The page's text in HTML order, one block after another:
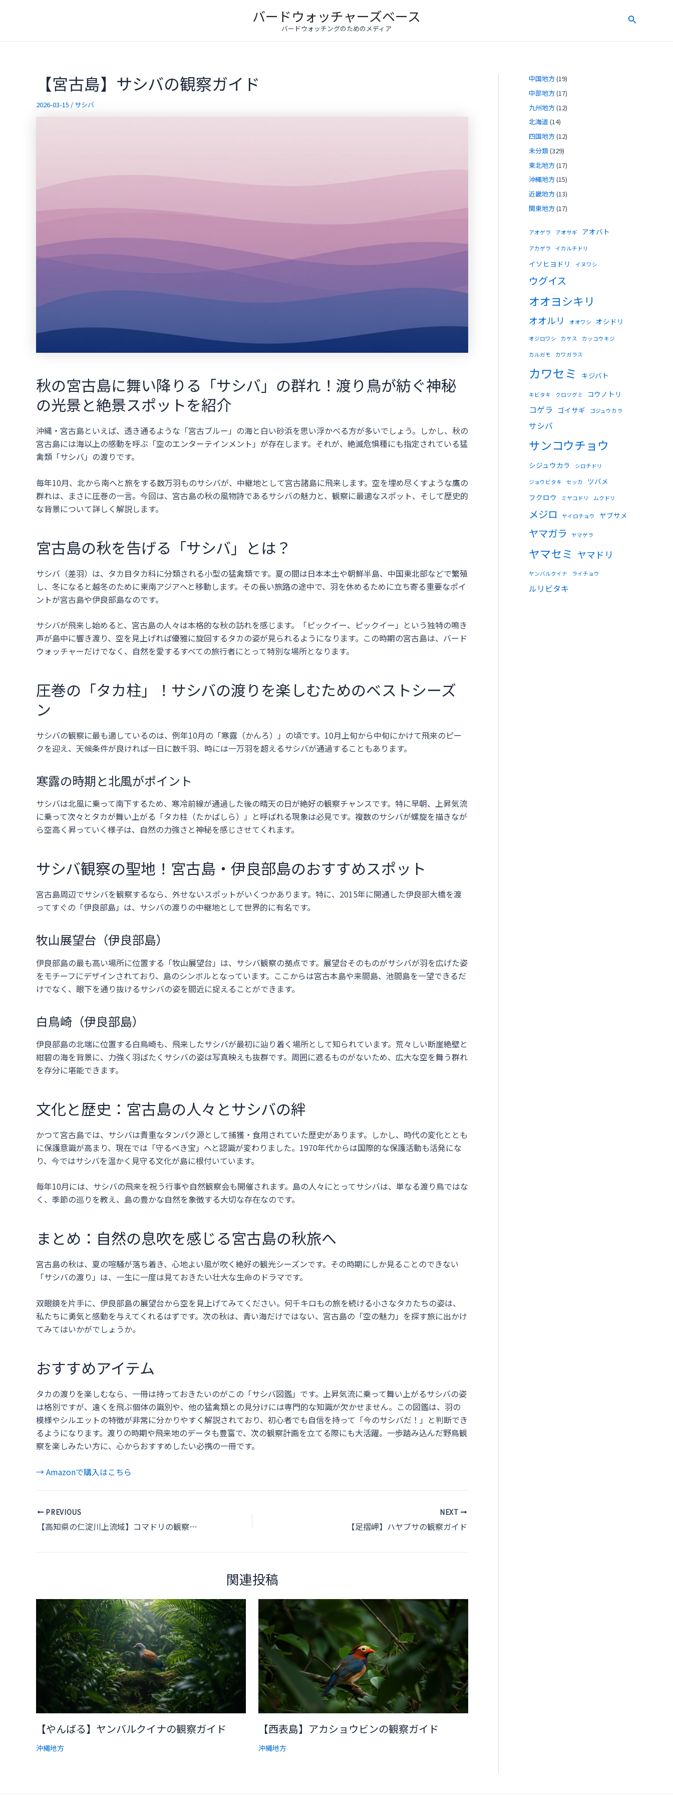
バードウォッチャーズベース
バードウォッチングのためのメディア
検
【宮古島】サシバの観察ガイド
2026-03-15 / サシバ
秋の宮古島に舞い降りる「サシバ」の群れ！渡り鳥が紡ぐ神秘
の光景と絶景スポットを紹介
沖縄・宮古島といえば、透き通るような「宮古ブルー」の海と白い砂浜を思い浮かべる方が多いでしょう。しかし、秋の
宮古島には海以上の感動を呼ぶ「空のエンターテインメント」が存在します。それが、絶滅危惧種にも指定されている猛
禽類「サシバ」の渡りです。
毎年10月、北から南へと旅をする数万羽ものサシバが、中継地として宮古諸島に飛来します。空を埋め尽くすような鷹の
群れは、まさに圧巻の一言。今回は、宮古島の秋の風物詩であるサシバの魅力と、観察に最適なスポット、そして歴史的
な背景について詳しく解説します。
宮古島の秋を告げる「サシバ」とは？
サシバ（差羽）は、タカ目タカ科に分類される小型の猛禽類です。夏の間は日本本土や朝鮮半島、中国東北部などで繁殖
し、冬になると越冬のために東南アジアへと移動します。その長い旅路の途中で、羽を休めるために立ち寄る重要なポイ
ントが宮古島や伊良部島なのです。
サシバが飛来し始めると、宮古島の人々は本格的な秋の訪れを感じます。「ピックイー、ピックイー」という独特の鳴き
声が島中に響き渡り、空を見上げれば優雅に旋回するタカの姿が見られるようになります。この時期の宮古島は、バード
ウォッチャーだけでなく、自然を愛するすべての旅行者にとって特別な場所となります。
圧巻の「タカ柱」！サシバの渡りを楽しむためのベストシーズ
ン
サシバの観察に最も適しているのは、例年10月の「寒露（かんろ）」の頃です。10月上旬から中旬にかけて飛来のピー
クを迎え、天候条件が良ければ一日に数千羽、時には一万羽を超えるサシバが通過することもあります。
寒露の時期と北風がポイント
サシバは北風に乗って南下するため、寒冷前線が通過した後の晴天の日が絶好の観察チャンスです。特に早朝、上昇気流
に乗って次々とタカが舞い上がる「タカ柱（たかばしら）」と呼ばれる現象は必見です。複数のサシバが螺旋を描きなが
ら空高く昇っていく様子は、自然の力強さと神秘を感じさせてくれます。
サシバ観察の聖地！宮古島・伊良部島のおすすめスポット
宮古島周辺でサシバを観察するなら、外せないスポットがいくつかあります。特に、2015年に開通した伊良部大橋を渡
ってすぐの「伊良部島」は、サシバの渡りの中継地として世界的に有名です。
牧山展望台（伊良部島）
伊良部島の最も高い場所に位置する「牧山展望台」は、サシバ観察の拠点です。展望台そのものがサシバが羽を広げた姿
をモチーフにデザインされており、島のシンボルとなっています。ここからは宮古本島や来間島、池間島を一望できるだ
けでなく、眼下を通り抜けるサシバの姿を間近に捉えることができます。
白鳥崎（伊良部島）
伊良部島の北端に位置する白鳥崎も、飛来したサシバが最初に辿り着く場所として知られています。荒々しい断崖絶壁と
紺碧の海を背景に、力強く羽ばたくサシバの姿は写真映えも抜群です。周囲に遮るものがないため、広大な空を舞う群れ
を存分に堪能できます。
文化と歴史：宮古島の人々とサシバの絆
かつて宮古島では、サシバは貴重なタンパク源として捕獲・食用されていた歴史があります。しかし、時代の変化ととも
に保護意識が高まり、現在では「守るべき宝」へと認識が変わりました。1970年代からは国際的な保護活動も活発にな
り、今ではサシバを温かく見守る文化が島に根付いています。
毎年10月には、サシバの飛来を祝う行事や自然観察会も開催されます。島の人々にとってサシバは、単なる渡り鳥ではな
く、季節の巡りを教え、島の豊かな自然を象徴する大切な存在なのです。
まとめ：自然の息吹を感じる宮古島の秋旅へ
宮古島の秋は、夏の喧騒が落ち着き、心地よい風が吹く絶好の観光シーズンです。その時期にしか見ることのできない
「サシバの渡り」は、一生に一度は見ておきたい壮大な生命のドラマです。
双眼鏡を片手に、伊良部島の展望台から空を見上げてみてください。何千キロもの旅を続ける小さなタカたちの姿は、
私たちに勇気と感動を与えてくれるはずです。次の秋は、青い海だけではない、宮古島の「空の魅力」を探す旅に出かけ
てみてはいかがでしょうか。
おすすめアイテム
タカの渡りを楽しむなら、一冊は持っておきたいのがこの「サシバ図鑑」です。上昇気流に乗って舞い上がるサシバの姿
は格別ですが、遠くを飛ぶ個体の識別や、他の猛禽類との見分けには専門的な知識が欠かせません。この図鑑は、羽の
模様やシルエットの特徴が非常に分かりやすく解説されており、初心者でも自信を持って「今のサシバだ！」と判断でき
るようになります。渡りの時期や飛来地のデータも豊富で、次の観察計画を立てる際にも大活躍。一歩踏み込んだ野鳥観
察を楽しみたい方に、心からおすすめしたい必携の一冊です。
→ Amazonで購入はこちら
Post
navigation
PREVIOUS
【高知県の仁淀川上流域】コマドリの観察ガイド
NEXT
【足摺岬】ハヤブサの観察ガイド
関連投稿
【やんばる】ヤンバルクイナの観察ガイド
沖縄地方
【西表島】アカショウビンの観察ガイド
沖縄地方
中国地方(19)
中部地方(17)
九州地方(12)
北海道 (14)
四国地方(12)
未分類(329)
東北地方(17)
沖縄地方(15)
近畿地方(13)
関東地方(17)
アオゲラ アオサギ アオバト
アカゲラ イカルチドリ
イソヒヨドリ イヌワシ
ウグイス
オオヨシキリ
オオルリ オオワシ オシドリ
オジロワシ カケス カッコウキジ
カルガモ カワガラス
カワセミ キジバト
キビタキ クロツグミ コウノトリ
コゲラ ゴイサギ ゴジュウカラ
サシバ
サンコウチョウ
シジュウカラ シロチドリ
ジョウビタキ セッカ
ツバメ
フクロウ
ミヤコドリ ムクドリ
メジロ ヤイロチョウ ヤブサメ
ヤマガラ ヤマゲラ
ヤマセミ ヤマドリ
ヤンバルクイナ ライチョウ
ルリビタキ